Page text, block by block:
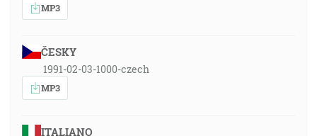
MP3
ČESKY
1991-02-03-1000-czech
MP3
ITALIANO